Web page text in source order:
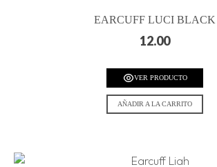
EARCUFF LUCI BLACK
12.00
VER PRODUCTO
AÑADIR A LA CARRITO